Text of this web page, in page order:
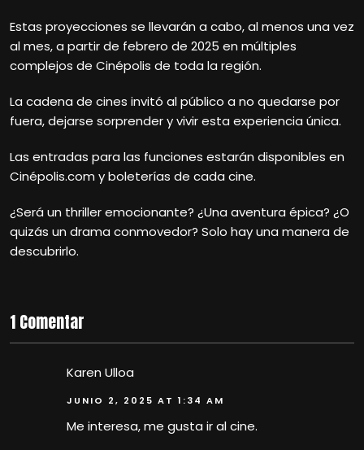
Estas proyecciones se llevarán a cabo, al menos una vez
al mes, a partir de febrero de 2025 en múltiples
complejos de Cinépolis de toda la región.
La cadena de cines invitó al público a no quedarse por
fuera, dejarse sorprender y vivir esta experiencia única.
Las entradas para las funciones estarán disponibles en
Cinépolis.com y boleterías de cada cine.
¿Será un thriller emocionante? ¿Una aventura épica? ¿O
quizás un drama conmovedor? Solo hay una manera de
descubrirlo.
1 Comentar
Karen Ulloa
JUNIO 2, 2025 AT 1:34 AM
Me interesa, me gusta ir al cine.